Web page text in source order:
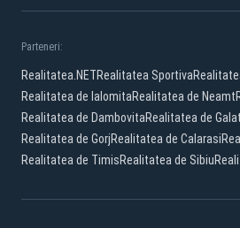
Parteneri:
Realitatea.NETRealitatea Sportiva
Realitatea de IalomitaRealitatea de Neamt
Realitatea de DambovitaRealitatea de
Realitatea de GorjRealitatea de Calarasi
Realitatea de TimisRealitatea de Sibiu